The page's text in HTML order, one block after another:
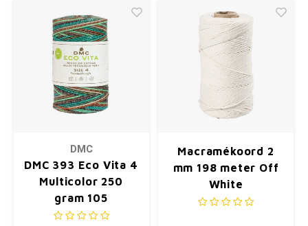
DMC
DMC 393 Eco Vita 4
Multicolor 250
gram 105
Macramékoord 2
mm 198 meter Off
White